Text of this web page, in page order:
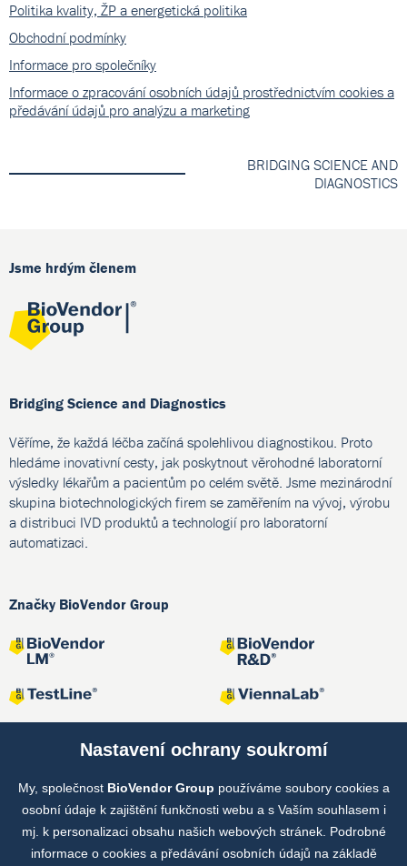
Politika kvality, ŽP a energetická politika
Obchodní podmínky
Informace pro společníky
Informace o zpracování osobních údajů prostřednictvím cookies a
předávání údajů pro analýzu a marketing
BRIDGING SCIENCE AND
DIAGNOSTICS
Jsme hrdým členem
Bridging Science and Diagnostics
Věříme, že každá léčba začíná spolehlivou diagnostikou. Proto
hledáme inovativní cesty, jak poskytnout věrohodné laboratorní
výsledky lékařům a pacientům po celém světě. Jsme mezinárodní
skupina biotechnologických firem se zaměřením na vývoj, výrobu
a distribuci IVD produktů a technologií pro laboratorní
automatizaci.
Značky BioVendor Group
Společné projekty
Nastavení ochrany soukromí
My, společnost BioVendor Group používáme soubory cookies a
osobní údaje k zajištění funkčnosti webu a s Vaším souhlasem i
mj. k personalizaci obsahu našich webových stránek. Podrobné
informace o cookies a předávání osobních údajů na základě